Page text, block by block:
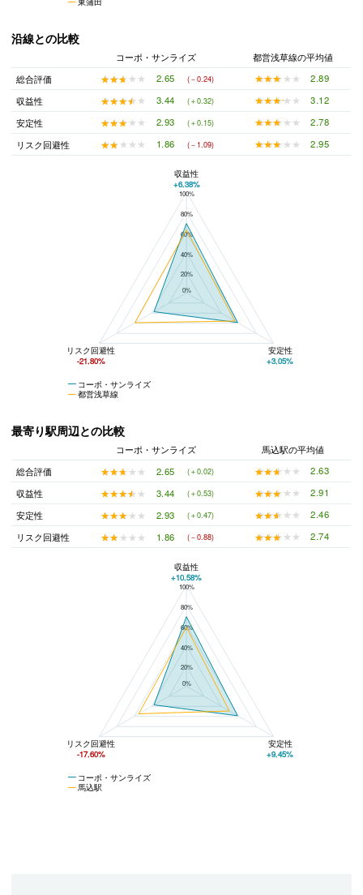
沿線との比較
コーポ・サンライズ
都営浅草線の平均値
総合評価
★★★★★
★★★★★ 2.65 (－0.24) ★★★★★
★★★★★
2.89
収益性
★★★★★
★★★★★ 3.44 (＋0.32) ★★★★★
★★★★★
3.12
安定性
★★★★★
★★★★★ 2.93 (＋0.15) ★★★★★
★★★★★
2.78
リスク回避性
★★★★★
★★★★★ 1.86 (－1.09) ★★★★★
★★★★★ 2.95
コーポ・サンライズと都営浅草線の平均値の総合評価の比較
100%
80%
60%
40%
20%
0%
コーポ・サンライズ
都営浅草線
収益性
+6.38%
リスク回避性
-21.80%
安定性
+3.05%
最寄り駅周辺との比較
コーポ・サンライズ
馬込駅の平均値
総合評価
★★★★★
★★★★★ 2.65 (＋0.02) ★★★★★
★★★★★
2.63
収益性
★★★★★
★★★★★ 3.44 (＋0.53) ★★★★★
★★★★★
2.91
安定性
★★★★★
★★★★★ 2.93 (＋0.47) ★★★★★
★★★★★
2.46
リスク回避性
★★★★★
★★★★★ 1.86 (－0.88) ★★★★★
★★★★★ 2.74
コーポ・サンライズと馬込駅の平均値の総合評価の比較
100%
80%
60%
40%
20%
0%
コーポ・サンライズ
馬込駅
収益性
+10.58%
リスク回避性
-17.60%
安定性
+9.45%